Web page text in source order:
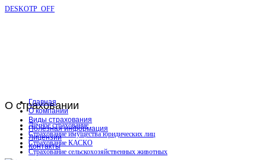
DESKOTP_OFF
О страховании
Личное страхование
Страхование имущества юридических лиц
Страхование КАСКО
Страхование сельскохозяйственных животных
Главная
О компании
Виды страхования
Полезная информация
Лицензии
Контакты